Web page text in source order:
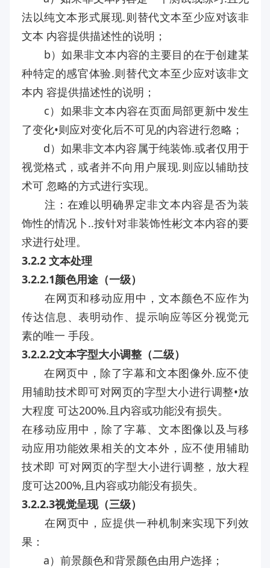
法以纯文本形式展现.则替代文本至少应对该非
文本 内容提供描述性的说明；
b）如果非文本内容的主要目的在于创建某
种特定的感官体验.则替代文本至少应对该非文
本内 容提供描述性的说明；
c）如果非文本内容在页面局部更新中发生
了变化•则应对变化后不可见的内容进行忽略；
d）如果非文本内容属于纯装饰.或者仅用于
视觉格式，或者并不向用户展现.则应以辅助技
术可 忽略的方式进行实现。
注：在难以明确界定非文本内容是否为装
饰性的情况卜..按针对非装饰性彬文本内容的要
求进行处理。
3.2.2 文本处理
3.2.2.1颜色用途（一级）
在网页和移动应用中，文本颜色不应作为
传达信息、表明动作、提示响应等区分视觉元
素的唯一 手段。
3.2.2.2文本字型大小调整（二级）
在网页中，除了字幕和文本图像外.应不使
用辅助技术即可对网页的字型大小进行调整•放
大程度 可达200%.且内容或功能没有损失。
在移动应用中，除了字幕、文本图像以及与移
动应用功能效果相关的文本外，应不使用辅助
技术即 可对网页的字型大小进行调整，放大程
度可达200%,且内容或功能没有损失。
3.2.2.3视觉呈现（三级）
在网页中，应提供一种机制来实现下列效
果：
a）前景颜色和背景颜色由用户选择；